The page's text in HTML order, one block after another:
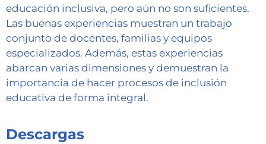
educación inclusiva, pero aún no son suficientes.
Las buenas experiencias muestran un trabajo
conjunto de docentes, familias y equipos
especializados. Además, estas experiencias
abarcan varias dimensiones y demuestran la
importancia de hacer procesos de inclusión
educativa de forma integral.
Descargas